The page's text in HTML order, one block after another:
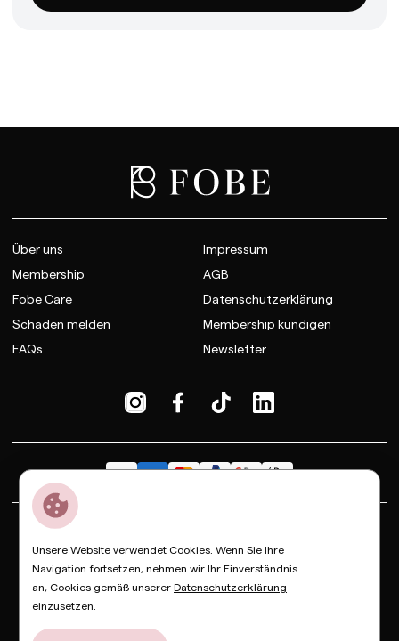
Über uns
Membership
Fobe Care
Schaden melden
FAQs
Impressum
AGB
Datenschutzerklärung
Membership kündigen
Newsletter
Dior
Saint Laurent
Prada Balenciaga Loewe
© Copyright FOBE, 2026
Unsere Website verwendet Cookies. Wenn Sie Ihre
Navigation fortsetzen, nehmen wir Ihr Einverständnis
an, Cookies gemäß unserer Datenschutzerklärung
einzusetzen.